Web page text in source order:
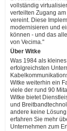
vollständig
verteilten Zugang
vereint. Diese
modernisieren und
können - und das
von Vecima."
Über Witke
Was 1984 als
erfolgreichsten
Witke weiterhin ein
viele der rund 90
Witke bietet
und
andere keine
erfahren Sie mehr
Unternehmen zum